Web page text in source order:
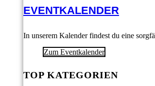
EVENTKALENDER
In unserem Kalender findest du eine
Zum Eventkalender
TOP KATEGORIEN